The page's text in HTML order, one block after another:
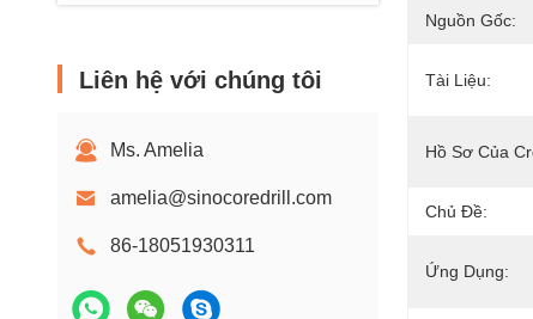
Liên hệ với chúng tôi
Ms. Amelia
amelia@sinocoredrill.com
86-18051930311
Nguồn Gốc:
Tài Liệu:
Hồ Sơ Của
Chủ Đề:
Ứng Dụng: